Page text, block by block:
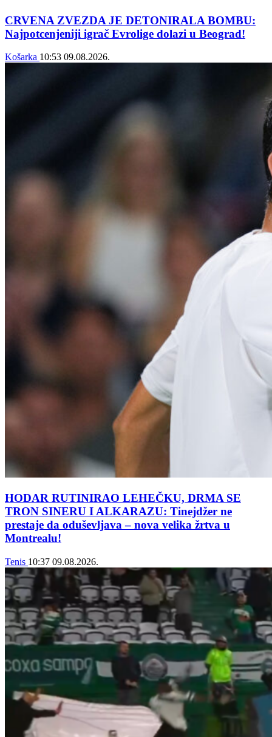
CRVENA ZVEZDA JE DETONIRALA BOMBU:
Najpotcenjeniji igrač Evrolige dolazi u Beograd!
Košarka 10:53 09.08.2026.
HODAR RUTINIRAO LEHEČKU, DRMA SE
TRON SINERU I ALKARAZU: Tinejdžer ne
prestaje da oduševljava – nova velika žrtva u
Montrealu!
Tenis 10:37 09.08.2026.